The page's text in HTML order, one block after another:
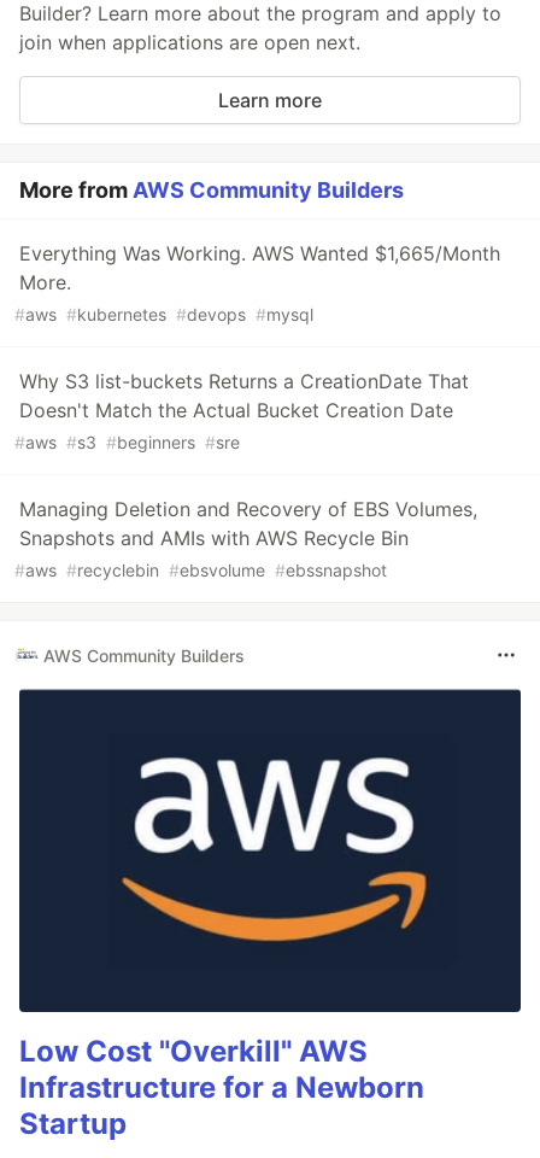
Builder? Learn more about the program and apply to
join when applications are open next.
Learn more
More from AWS Community Builders
Everything Was Working. AWS Wanted $1,665/Month
More.
#aws #kubernetes #devops #mysql
Why S3 list-buckets Returns a CreationDate That
Doesn't Match the Actual Bucket Creation Date
#aws #s3 #beginners #sre
Managing Deletion and Recovery of EBS Volumes,
Snapshots and AMIs with AWS Recycle Bin
#aws #recyclebin #ebsvolume #ebssnapshot
AWS Community Builders
Low Cost "Overkill" AWS
Infrastructure for a Newborn
Startup